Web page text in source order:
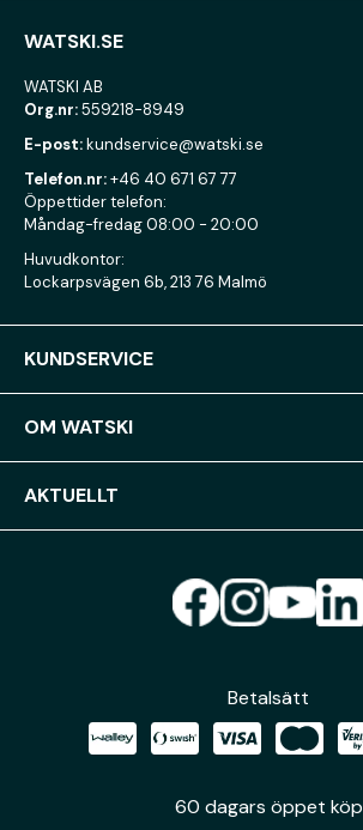
WATSKI.SE
WATSKI AB
Org.nr:559218-8949
E-post:kundservice@watski.se
Telefon.nr:+46 40 671 67 77
Öppettider telefon:
Måndag-fredag 08:00 - 20:00
Huvudkontor:
Lockarpsvägen 6b, 213 76 Malmö
KUNDSERVICE
OM WATSKI
AKTUELLT
Betalsätt
60 dagars öppet köp